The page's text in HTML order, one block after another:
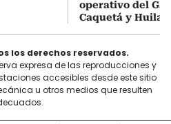
operativo del
Caquetá y Huila
los derechos reservados.
expresa de las reproducciones y
accesibles desde este sitio
u otros medios que resulten